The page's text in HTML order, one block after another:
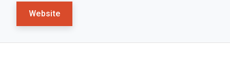
Website